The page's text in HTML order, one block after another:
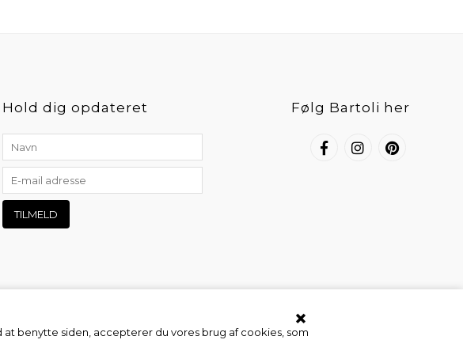
benytte siden, accepterer du vores brug af cookies, som
Hold dig opdateret Følg Bartoli her